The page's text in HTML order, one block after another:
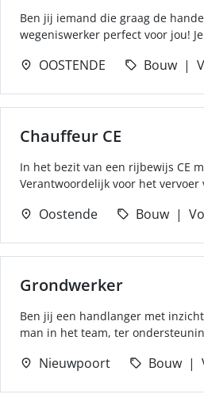
Ben jij iemand die graag de
wegeniswerker perfect voor jou!
OOSTENDE Bouw
Chauffeur CE
In het bezit van een rijbewijs CE
Verantwoordelijk voor het
Oostende Bouw
Grondwerker
Ben jij een handlanger met
man in het team, ter
Nieuwpoort Bouw